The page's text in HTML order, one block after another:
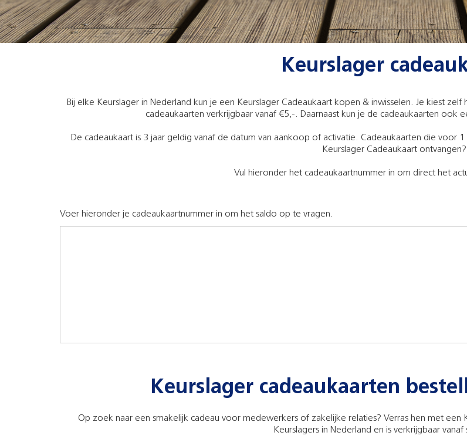
Keurslager
Bij elke Keurslager in Nederland kun je een Keurslager Cadeaukaart kopen & inwisselen. Je kiest
cadeaukaarten verkrijgbaar vanaf €5,-. Daarnaast kun je de cadeaukaarten ook
De cadeaukaart is 3 jaar geldig vanaf de datum van aankoop of activatie. Cadeaukaarten die
Keurslager Cadeaukaart ontvangen?
Vul hieronder het cadeaukaartnummer in om direct het
Voer hieronder je cadeaukaartnummer in om het saldo op te vragen.
Keurslager cadeaukaarten
Op zoek naar een smakelijk cadeau voor medewerkers of zakelijke relaties? Verras hen met een
Keurslagers in Nederland en is verkrijgbaar vanaf